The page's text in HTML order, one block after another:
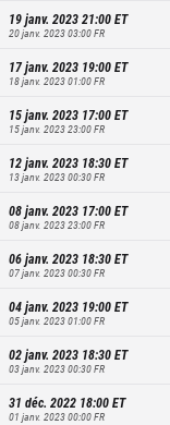
19 janv. 2023 21:00ET
20 janv. 2023 03:00FR
17 janv. 2023 19:00ET
18 janv. 2023 01:00FR
15 janv. 2023 17:00ET
15 janv. 2023 23:00FR
12 janv. 2023 18:30ET
13 janv. 2023 00:30FR
08 janv. 2023 17:00ET
08 janv. 2023 23:00FR
06 janv. 2023 18:30ET
07 janv. 2023 00:30FR
04 janv. 2023 19:00ET
05 janv. 2023 01:00FR
02 janv. 2023 18:30ET
03 janv. 2023 00:30FR
31 déc. 2022 18:00ET
01 janv. 2023 00:00FR